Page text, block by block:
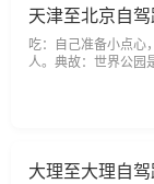
天津至北京自
吃：自己准备小点心
人。典故：世界公园
了这座以“不出国门
大理至大理自